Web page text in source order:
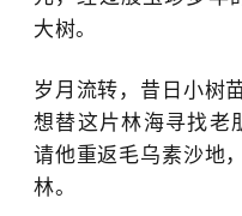
大树。
岁月流转，昔日小树
想替这片林海寻找老
请他重返毛乌素沙地
林。